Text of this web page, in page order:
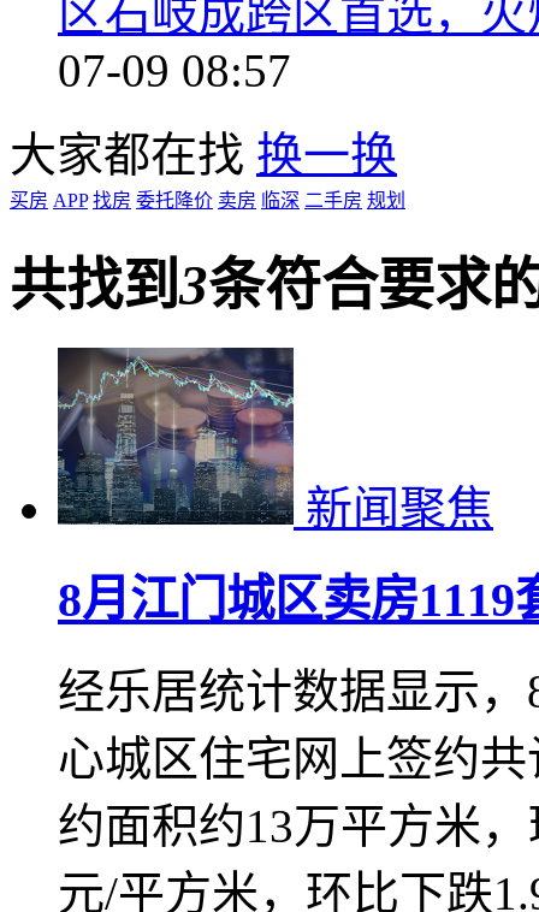
区石岐成跨区首选，
07-09 08:57
大家都在找 换一换
买房 APP 找房 委托降价 卖房 临深 二手房 规划
共找到3条符合要求
新闻聚焦
8月江门城区卖房
经乐居统计数据显示
心城区住宅网上签约
约面积约13万平方米
元/平方米，环比下跌